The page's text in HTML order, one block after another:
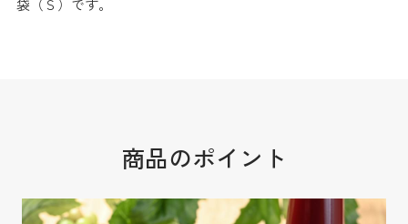
袋（Ｓ）です。
商品のポイント